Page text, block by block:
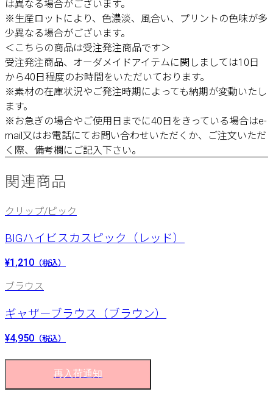
は異なる場合がございます。
※生産ロットにより、色濃淡、風合い、プリントの色味が多
少異なる場合がございます。
＜こちらの商品は受注発注商品です＞
受注発注商品、オーダメイドアイテムに関しましては10日
から40日程度のお時間をいただいております。
※素材の在庫状況やご発注時期によっても納期が変動いたし
ます。
※お急ぎの場合やご使用日までに40日をきっている場合はe-
mail又はお電話にてお問い合わせいただくか、ご注文いただ
く際、備考欄にご記入下さい。
関連商品
クリップ/ピック
BIGハイビスカスピック（レッド）
¥1,210 （税込）
ブラウス
ギャザーブラウス（ブラウン）
¥4,950 （税込）
再入荷通知